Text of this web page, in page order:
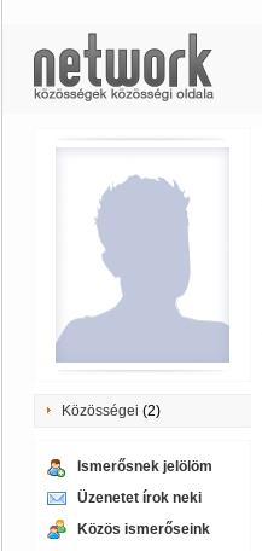
Közösségei (2)
Ismerősnek jelölöm
Üzenetet írok neki
Közös ismerőseink